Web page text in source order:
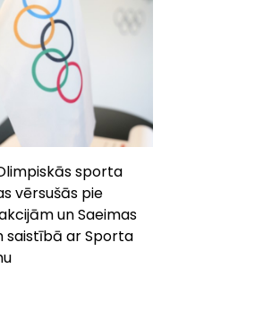
sporta
vērsušās pie
un Saeimas
saistībā ar Sporta